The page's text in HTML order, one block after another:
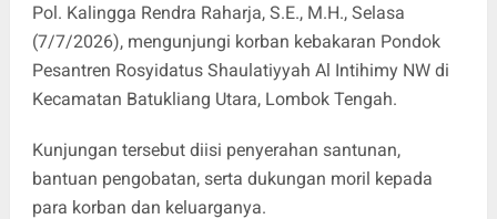
Pol. Kalingga Rendra Raharja, S.E., M.H., Selasa
(7/7/2026), mengunjungi korban kebakaran Pondok
Pesantren Rosyidatus Shaulatiyyah Al Intihimy NW di
Kecamatan Batukliang Utara, Lombok Tengah.
Kunjungan tersebut diisi penyerahan santunan,
bantuan pengobatan, serta dukungan moril kepada
para korban dan keluarganya.